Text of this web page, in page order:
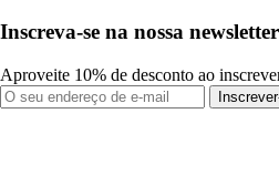
Inscreva-se na nossa newsletter
Aproveite 10% de desconto ao